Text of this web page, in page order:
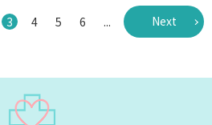
3 4 5 6 ... Next